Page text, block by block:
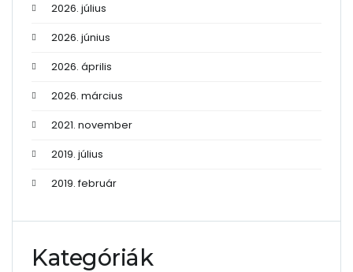
2026. július
2026. június
2026. április
2026. március
2021. november
2019. július
2019. február
Kategóriák